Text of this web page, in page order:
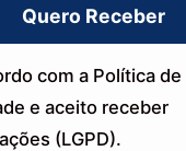
Quero Receber
com a Política de
e aceito receber
(LGPD).